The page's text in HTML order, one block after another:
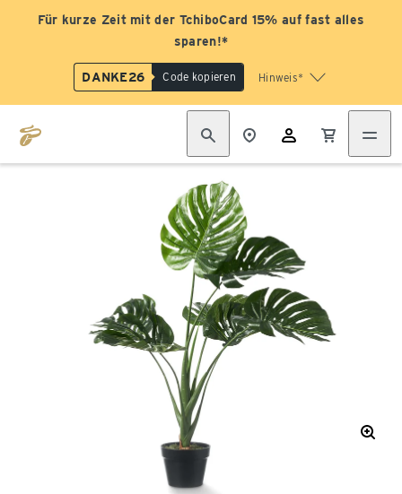
Für kurze Zeit mit der TchiboCard 15% auf fast alles
sparen!*
DANKE26 Code kopieren Hinweis*